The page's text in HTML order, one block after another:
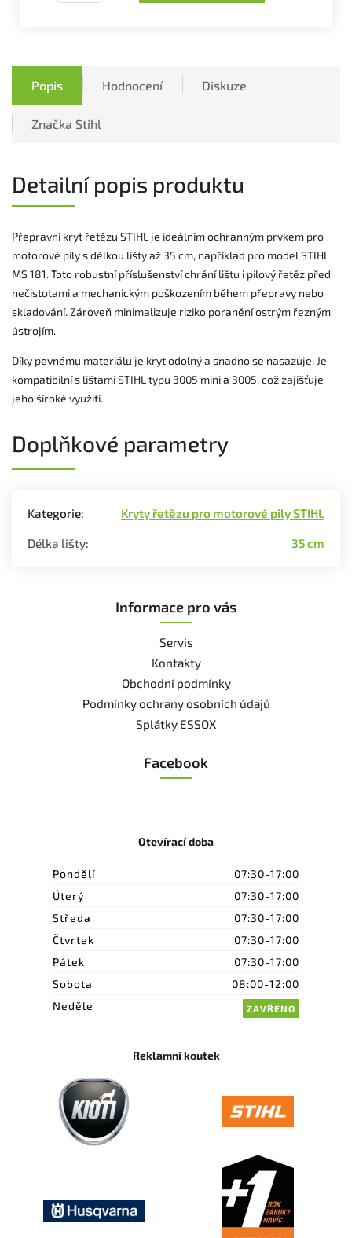
Popis Hodnocení Diskuze
Značka Stihl
Detailní popis produktu
Přepravní kryt řetězu STIHL je ideálním ochranným prvkem pro
motorové pily s délkou lišty až 35 cm, například pro model STIHL
MS 181. Toto robustní příslušenství chrání lištu i pilový řetěz před
nečistotami a mechanickým poškozením během přepravy nebo
skladování. Zároveň minimalizuje riziko poranění ostrým řezným
ústrojím.
Díky pevnému materiálu je kryt odolný a snadno se nasazuje. Je
kompatibilní s lištami STIHL typu 3005 mini a 3005, což zajišťuje
jeho široké využití.
Doplňkové parametry
Kategorie: Kryty řetězu pro motorové pily STIHL
Délka lišty: 35 cm
Informace pro vás
Servis
Kontakty
Obchodní podmínky
Podmínky ochrany osobních údajů
Splátky ESSOX
Facebook
Otevírací doba
Pondělí
07:30-17:00
Úterý
07:30-17:00
Středa
07:30-17:00
Čtvrtek
07:30-17:00
Pátek
07:30-17:00
Sobota
08:00-12:00
Neděle
ZAVŘENO
Reklamní koutek